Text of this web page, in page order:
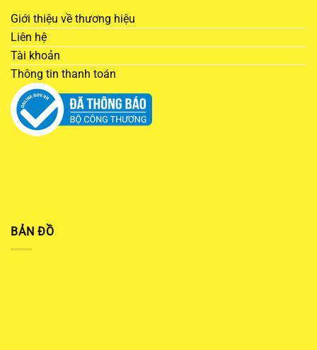
Giới thiệu về thương hiệu
Liên hệ
Tài khoản
Thông tin thanh toán
BẢN ĐỒ